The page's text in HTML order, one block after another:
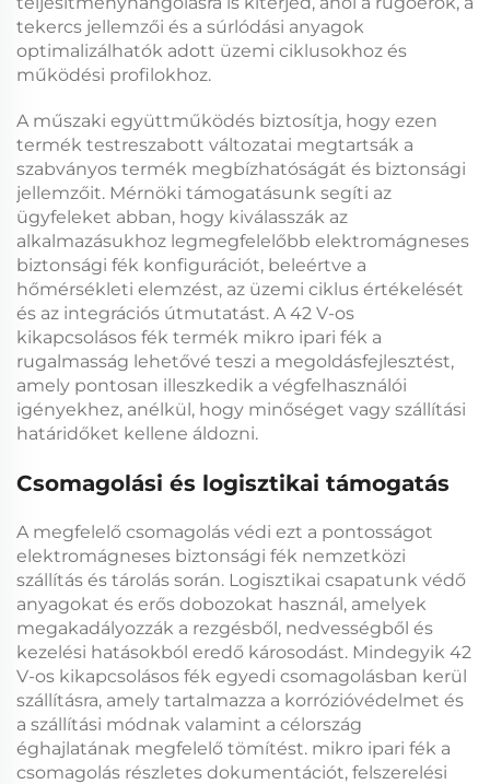
tekercs jellemzői és a súrlódási anyagok
optimalizálhatók adott üzemi ciklusokhoz és
működési profilokhoz.
A műszaki együttműködés biztosítja, hogy ezen
termék testreszabott változatai megtartsák a
szabványos termék megbízhatóságát és biztonsági
jellemzőit. Mérnöki támogatásunk segíti az
ügyfeleket abban, hogy kiválasszák az
alkalmazásukhoz legmegfelelőbb elektromágneses
biztonsági fék konfigurációt, beleértve a
hőmérsékleti elemzést, az üzemi ciklus értékelését
és az integrációs útmutatást. A 42 V-os
kikapcsolásos fék termék mikro ipari fék a
rugalmasság lehetővé teszi a megoldásfejlesztést,
amely pontosan illeszkedik a végfelhasználói
igényekhez, anélkül, hogy minőséget vagy szállítási
határidőket kellene áldozni.
Csomagolási és logisztikai támogatás
A megfelelő csomagolás védi ezt a pontosságot
elektromágneses biztonsági fék nemzetközi
szállítás és tárolás során. Logisztikai csapatunk védő
anyagokat és erős dobozokat használ, amelyek
megakadályozzák a rezgésből, nedvességből és
kezelési hatásokból eredő károsodást. Mindegyik 42
V-os kikapcsolásos fék egyedi csomagolásban kerül
szállításra, amely tartalmazza a korrózióvédelmet és
a szállítási módnak valamint a célország
éghajlatának megfelelő tömítést. mikro ipari fék a
csomagolás részletes dokumentációt, felszerelési